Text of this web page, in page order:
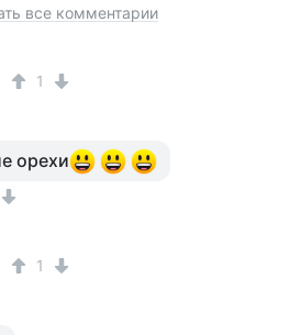
все комментарии
1
орехи
1